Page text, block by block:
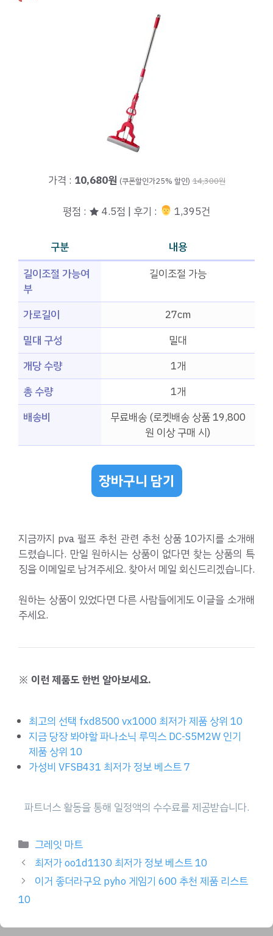
가격 : 10,680원 (쿠폰할인가25% 할인) 14,300원
평점 : ★ 4.5점 | 후기 : ‍‍ 1,395건
구분
내용
길이조절 가능여
부
길이조절 가능
가로길이
27cm
밀대 구성
밀대
개당 수량
1개
총 수량
1개
배송비
무료배송 (로켓배송 상품 19,800
원 이상 구매 시)
장바구니 담기
지금까지 pva 펄프 추천 관련 추천 상품 10가지를 소개해
드렸습니다. 만일 원하시는 상품이 없다면 찾는 상품의 특
징을 이메일로 남겨주세요. 찾아서 메일 회신드리겠습니다.
원하는 상품이 있었다면 다른 사람들에게도 이글을 소개해
주세요.
※ 이런 제품도 한번 알아보세요.
최고의 선택 fxd8500 vx1000 최저가 제품 상위 10
지금 당장 봐야할 파나소닉 루믹스 DC-S5M2W 인기
제품 상위 10
가성비 VFSB431 최저가 정보 베스트 7
Categories
그레잇 마트
최저가 oo1d1130 최저가 정보 베스트 10
이거 좋더라구요 pyho 게임기 600 추천 제품 리스트
10